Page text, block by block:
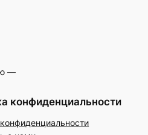
—
конфиденциальности